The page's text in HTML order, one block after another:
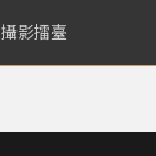
攝影擂臺